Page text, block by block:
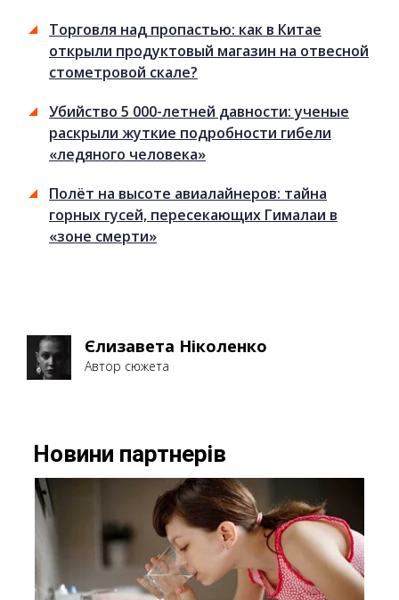
Торговля над пропастью: как в Китае
открыли продуктовый магазин на отвесной
стометровой скале?
Убийство 5 000-летней давности: ученые
раскрыли жуткие подробности гибели
«ледяного человека»
Полёт на высоте авиалайнеров: тайна
горных гусей, пересекающих Гималаи в
«зоне смерти»
Єлизавета Ніколенко
Автор сюжета